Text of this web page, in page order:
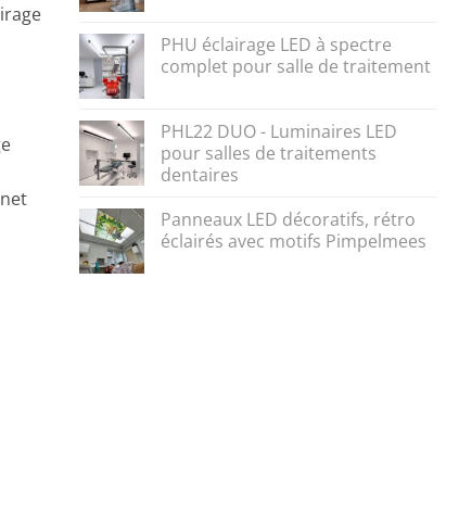
PHU éclairage LED à spectre
complet pour salle de traitement
PHL22 DUO - Luminaires LED
pour salles de traitements
dentaires
Panneaux LED décoratifs, rétro
éclairés avec motifs Pimpelmees